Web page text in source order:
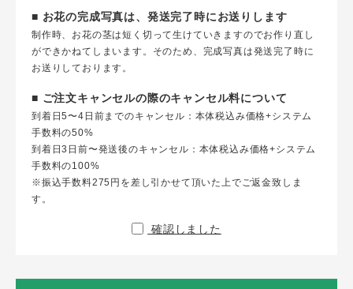
■ お花の完成写真は、発送完了時にお送りします
制作時、お花の茎は短く切って生けていきますのでお作り直し
ができかねてしまいます。そのため、完成写真は発送完了時に
お送りしております。
■ ご注文キャンセルの際のキャンセル料について
到着日5〜4日前までのキャンセル：本体税込み価格+システム
手数料の50%
到着日3日前〜発送後のキャンセル：本体税込み価格+システム
手数料の100%
※振込手数料275円を差し引かせて頂いた上でご返金致しま
す。
確認しました